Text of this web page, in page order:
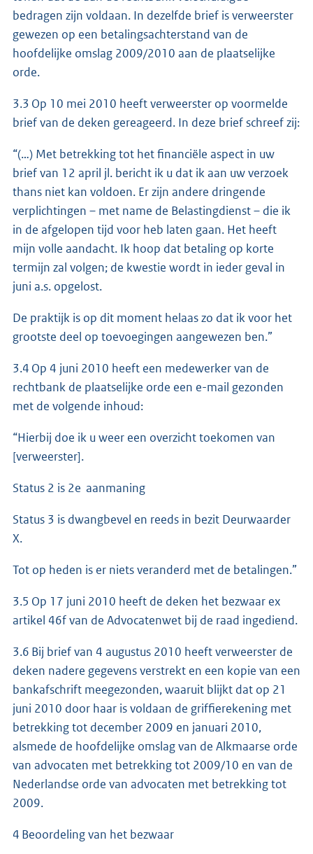
bedragen zijn voldaan. In dezelfde brief is verweerster
gewezen op een betalingsachterstand van de
hoofdelijke omslag 2009/2010 aan de plaatselijke
orde.
3.3 Op 10 mei 2010 heeft verweerster op voormelde
brief van de deken gereageerd. In deze brief schreef zij:
“(…) Met betrekking tot het financiële aspect in uw
brief van 12 april jl. bericht ik u dat ik aan uw verzoek
thans niet kan voldoen. Er zijn andere dringende
verplichtingen – met name de Belastingdienst – die ik
in de afgelopen tijd voor heb laten gaan. Het heeft
mijn volle aandacht. Ik hoop dat betaling op korte
termijn zal volgen; de kwestie wordt in ieder geval in
juni a.s. opgelost.
De praktijk is op dit moment helaas zo dat ik voor het
grootste deel op toevoegingen aangewezen ben.”
3.4 Op 4 juni 2010 heeft een medewerker van de
rechtbank de plaatselijke orde een e-mail gezonden
met de volgende inhoud:
“Hierbij doe ik u weer een overzicht toekomen van
[verweerster].
Status 2 is 2e aanmaning
Status 3 is dwangbevel en reeds in bezit Deurwaarder
X.
Tot op heden is er niets veranderd met de betalingen.”
3.5 Op 17 juni 2010 heeft de deken het bezwaar ex
artikel 46f van de Advocatenwet bij de raad ingediend.
3.6 Bij brief van 4 augustus 2010 heeft verweerster de
deken nadere gegevens verstrekt en een kopie van een
bankafschrift meegezonden, waaruit blijkt dat op 21
juni 2010 door haar is voldaan de griffierekening met
betrekking tot december 2009 en januari 2010,
alsmede de hoofdelijke omslag van de Alkmaarse orde
van advocaten met betrekking tot 2009/10 en van de
Nederlandse orde van advocaten met betrekking tot
2009.
4 Beoordeling van het bezwaar